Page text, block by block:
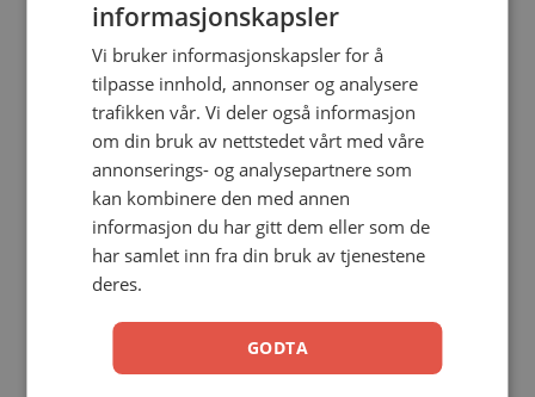
Storpocket
349,00kr Legg i handlekurv
Gå og fortell!
Oddvar Søvik
Pocket
249,00kr Legg i handlekurv
Hans navn skal være Jesus
informasjonskapsler
Vi bruker informasjonskapsler for å
tilpasse innhold, annonser og analysere
trafikken vår. Vi deler også informasjon
om din bruk av nettstedet vårt med våre
annonserings- og analysepartnere som
kan kombinere den med annen
informasjon du har gitt dem eller som de
har samlet inn fra din bruk av tjenestene
deres.
GODTA